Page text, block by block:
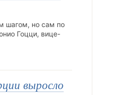
шагом, но сам по
Гоцци, вице-
выросло